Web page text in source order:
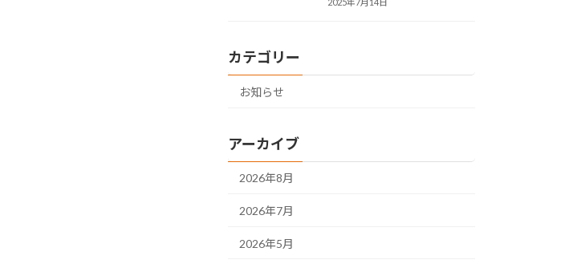
カテゴリー
お知らせ
アーカイブ
2026年8月
2026年7月
2026年5月